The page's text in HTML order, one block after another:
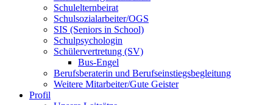
Schulelternbeirat
Schulsozialarbeiter/OGS
SIS (Seniors in School)
Schulpsychologin
Schülervertretung (SV)
Bus-Engel
Berufsberaterin und Berufseinstiegsbegleitung
Weitere Mitarbeiter/Gute Geister
Profil